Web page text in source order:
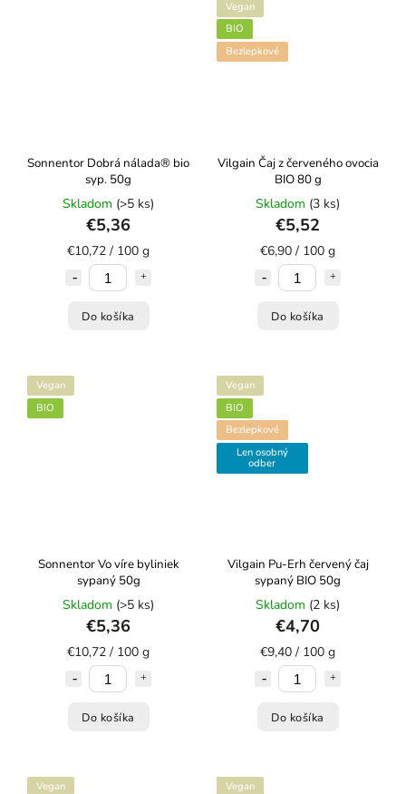
Sonnentor Dobrá nálada® bio
syp. 50g
Skladom (>5 ks)
€5,36
€10,72 / 100 g
Do košíka
Vegan
BIO
Bezlepkové
Vilgain Čaj z červeného ovocia
BIO 80 g
Skladom (3 ks)
€5,52
€6,90 / 100 g
Do košíka
Vegan
BIO
Sonnentor Vo víre byliniek
sypaný 50g
Skladom (>5 ks)
€5,36
€10,72 / 100 g
Do košíka
Vegan
BIO
Bezlepkové
Len osobný
odber
Vilgain Pu-Erh červený čaj
sypaný BIO 50g
Skladom (2 ks)
€4,70
€9,40 / 100 g
Do košíka
Vegan
Vegan